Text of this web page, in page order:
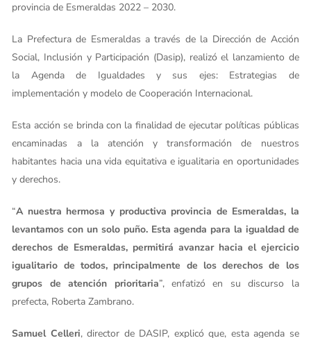
provincia de Esmeraldas 2022 – 2030.
La Prefectura de Esmeraldas a través de la Dirección de Acción
Social, Inclusión y Participación (Dasip), realizó el lanzamiento de
la Agenda de Igualdades y sus ejes: Estrategias de
implementación y modelo de Cooperación Internacional.
Esta acción se brinda con la finalidad de ejecutar políticas públicas
encaminadas a la atención y transformación de nuestros
habitantes hacia una vida equitativa e igualitaria en oportunidades
y derechos.
“A nuestra hermosa y productiva provincia de Esmeraldas, la
levantamos con un solo puño. Esta agenda para la igualdad de
derechos de Esmeraldas, permitirá avanzar hacia el ejercicio
igualitario de todos, principalmente de los derechos de los
grupos de atención prioritaria”, enfatizó en su discurso la
prefecta, Roberta Zambrano.
Samuel Celleri, director de DASIP, explicó que, esta agenda se